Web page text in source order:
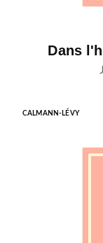
Dans
CALMANN-LÉVY